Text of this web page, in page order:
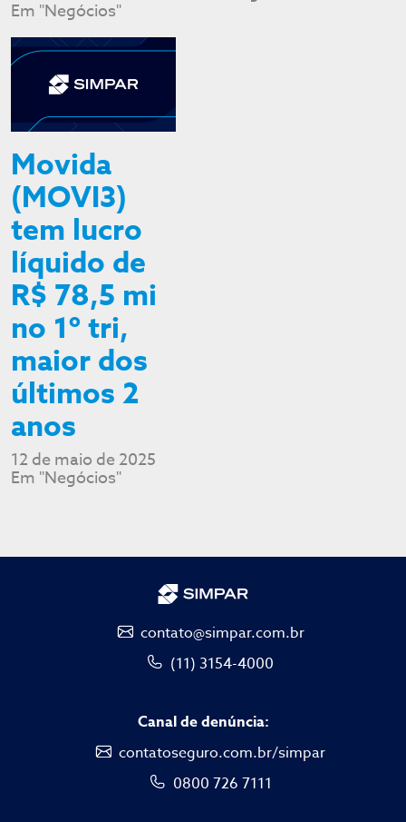
Em "Negócios"
Movida
(MOVI3)
tem lucro
líquido de
R$ 78,5 mi
no 1º tri,
maior dos
últimos 2
anos
12 de maio de 2025
Em "Negócios"
contato@simpar.com.br
(11) 3154-4000
Canal de denúncia:
contatoseguro.com.br/simpar
0800 726 7111